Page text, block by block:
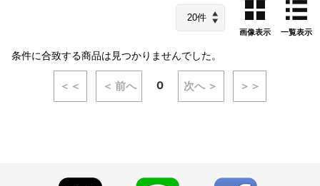
画像表示 一覧表示
条件に合致する商品は見つかりませんでした。
＜＜ ＜ 前へ 0 次へ ＞ ＞＞